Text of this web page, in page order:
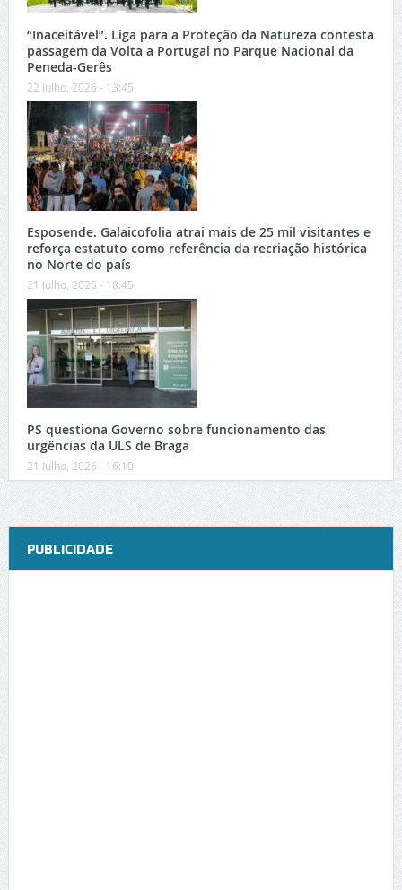
“Inaceitável”. Liga para a Proteção da Natureza contesta
passagem da Volta a Portugal no Parque Nacional da
Peneda-Gerês
22 Julho, 2026 - 13:45
Esposende. Galaicofolia atrai mais de 25 mil visitantes e
reforça estatuto como referência da recriação histórica
no Norte do país
21 Julho, 2026 - 18:45
PS questiona Governo sobre funcionamento das
urgências da ULS de Braga
21 Julho, 2026 - 16:10
PUBLICIDADE